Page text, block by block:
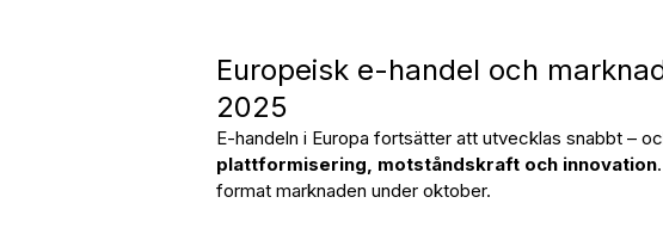
Europeisk e-handel och
2025
E-handeln i Europa fortsätter att utvecklas snabbt –
plattformisering, motståndskraft och innovation
format marknaden under oktober.